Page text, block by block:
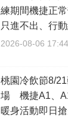
練期間機捷正
只進不出、行
2026-08-06 17:44
桃園冷飲節8/
場 機捷A1、
暖身活動即日